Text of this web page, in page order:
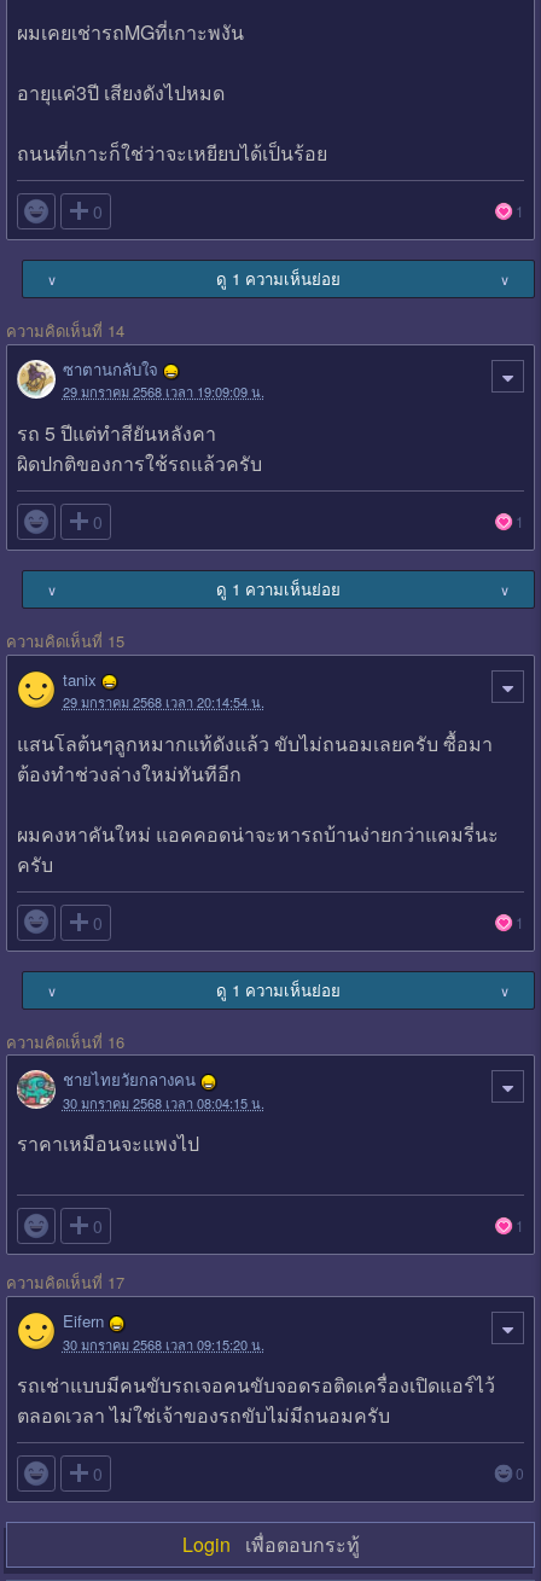
ผมเคยเช่ารถMGที่เกาะพงัน
อายุแค่3ปี เสียงดังไปหมด
ถนนที่เกาะก็ใช่ว่าจะเหยียบได้เป็นร้อย
 0 1
∨ ดู 1 ความเห็นย่อย ∨
ความคิดเห็นที่ 14
ซาตานกลับใจ
29 มกราคม 2568 เวลา 19:09:09 น.
รถ 5 ปีแต่ทำสียันหลังคา
ผิดปกติของการใช้รถแล้วครับ
 0 1
∨ ดู 1 ความเห็นย่อย ∨
ความคิดเห็นที่ 15
tanix
29 มกราคม 2568 เวลา 20:14:54 น.
แสนโลต้นๆลูกหมากแท้ดังแล้ว ขับไม่ถนอมเลยครับ ซื้อมา
ต้องทำช่วงล่างใหม่ทันทีอีก
ผมคงหาคันใหม่ แอคคอดน่าจะหารถบ้านง่ายกว่าแคมรี่นะ
ครับ
 0 1
∨ ดู 1 ความเห็นย่อย ∨
ความคิดเห็นที่ 16
ชายไทยวัยกลางคน
30 มกราคม 2568 เวลา 08:04:15 น.
ราคาเหมือนจะแพงไป
 0 1
ความคิดเห็นที่ 17
Eifern
30 มกราคม 2568 เวลา 09:15:20 น.
รถเช่าแบบมีคนขับรถเจอคนขับจอดรอติดเครื่องเปิดแอร์ไว้
ตลอดเวลา ไม่ใช่เจ้าของรถขับไม่มีถนอมครับ
 0 0
Login เพื่อตอบกระทู้